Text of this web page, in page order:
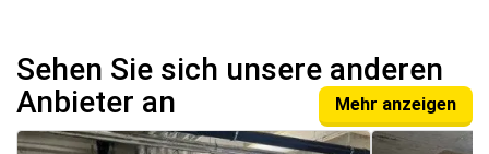
Sehen Sie sich unsere anderen
Anbieter an
Mehr anzeigen